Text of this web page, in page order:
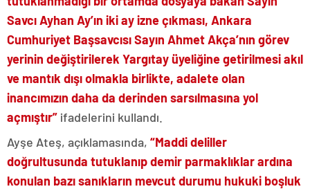
Savcı Ayhan Ay’ın iki ay izne çıkması, Ankara
Cumhuriyet Başsavcısı Sayın Ahmet Akça’nın görev
yerinin değiştirilerek Yargıtay üyeliğine getirilmesi akıl
ve mantık dışı olmakla birlikte, adalete olan
inancımızın daha da derinden sarsılmasına yol
açmıştır” ifadelerini kullandı.
Ayşe Ateş, açıklamasında, “Maddi deliller
doğrultusunda tutuklanıp demir parmaklıklar ardına
konulan bazı sanıkların mevcut durumu hukuki boşluk